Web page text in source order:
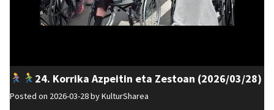
24. Korrika Azpeitin eta Zestoan (2026/03/28)
Posted on 2026-03-28 byKulturSharea